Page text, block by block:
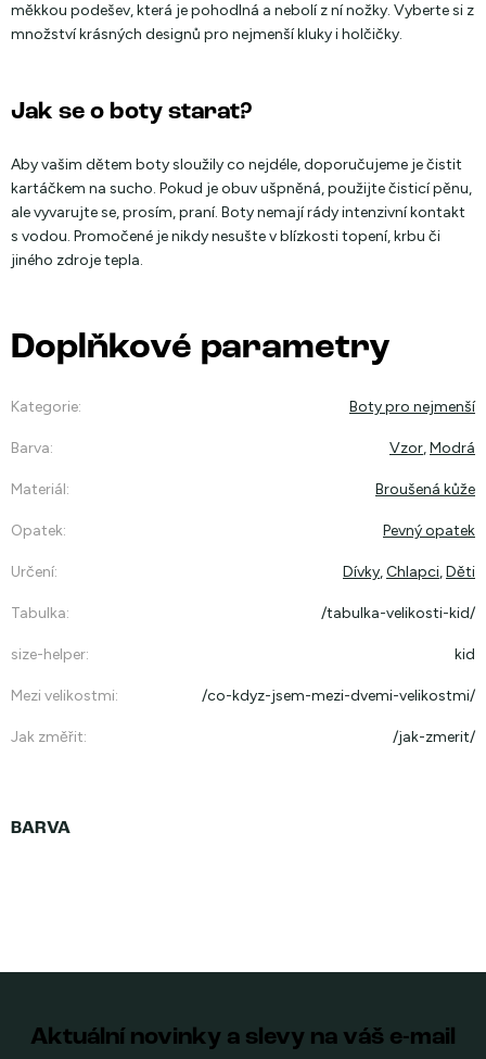
měkkou podešev, která je pohodlná a nebolí z ní nožky. Vyberte si z
množství krásných designů pro nejmenší kluky i holčičky.
Jak se o boty starat?
Aby vašim dětem boty sloužily co nejdéle, doporučujeme je čistit
kartáčkem na sucho. Pokud je obuv ušpněná, použijte čisticí pěnu,
ale vyvarujte se, prosím, praní. Boty nemají rády intenzivní kontakt
s vodou. Promočené je nikdy nesušte v blízkosti topení, krbu či
jiného zdroje tepla.
Doplňkové parametry
Kategorie: Boty pro nejmenší
Barva: Vzor,Modrá
Materiál: Broušená kůže
Opatek: Pevný opatek
Určení: Dívky,Chlapci,Děti
Tabulka: /tabulka-velikosti-kid/
size-helper: kid
Mezi velikostmi: /co-kdyz-jsem-mezi-dvemi-velikostmi/
Jak změřit: /jak-zmerit/
Aktuální novinky a slevy na váš e-mail